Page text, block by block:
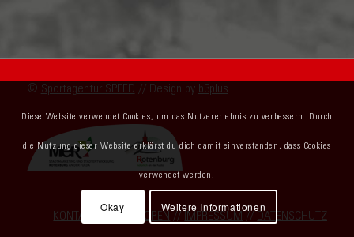
© Sportagentur SPEED // Design by b3plus
KONTAKT SPONSOREN // IMPRESSUM // DATENSCHUTZ
Diese Website verwendet Cookies, um das Nutzererlebnis zu verbessern. Durch
die Nutzung dieser Website erklärst du dich damit einverstanden, dass Cookies
verwendet werden.
Okay Weitere Informationen